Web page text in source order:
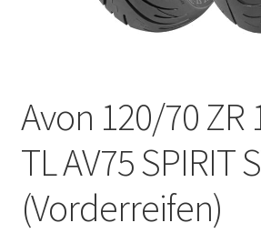
Avon 120/70 ZR
TL AV75 SPIRIT
(Vorderreifen)